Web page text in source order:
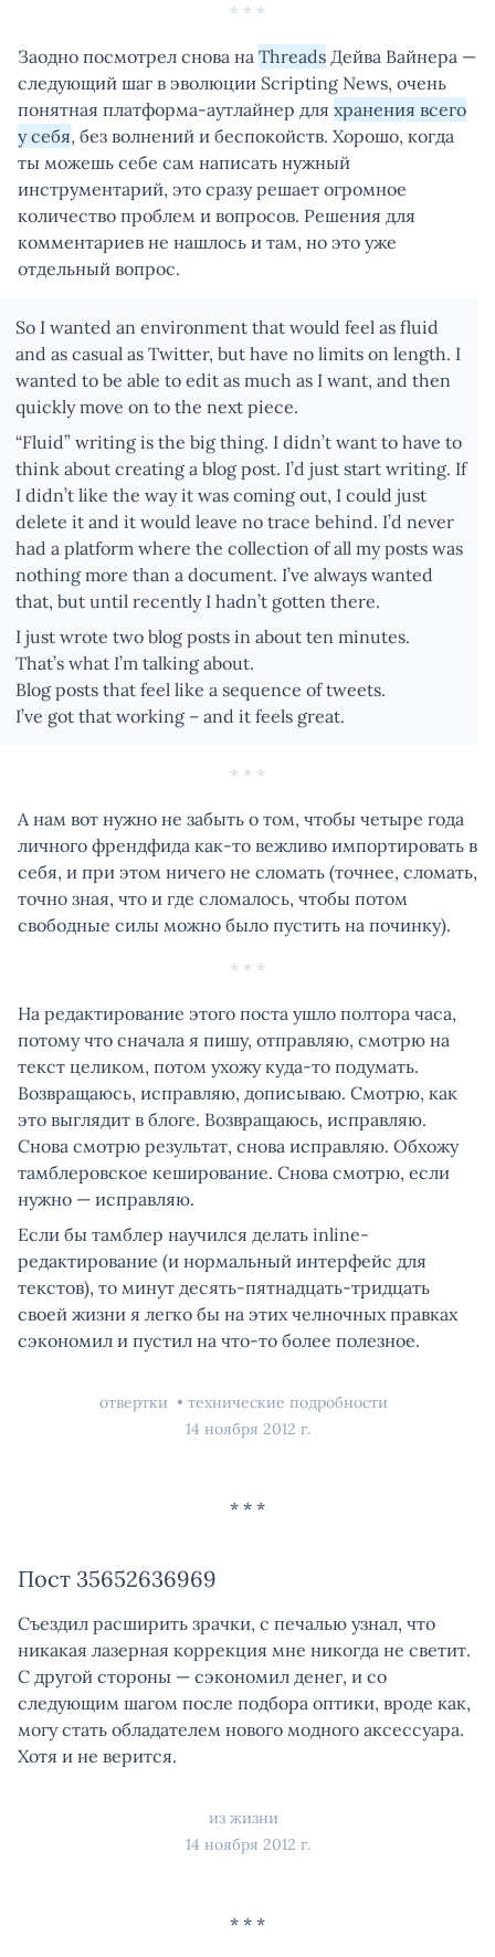
* * *
Заодно посмотрел снова на Threads Дейва Вайнера —
следующий шаг в эволюции Scripting News, очень
понятная платформа-аутлайнер для хранения всего
у себя, без волнений и беспокойств. Хорошо, когда
ты можешь себе сам написать нужный
инструментарий, это сразу решает огромное
количество проблем и вопросов. Решения для
комментариев не нашлось и там, но это уже
отдельный вопрос.
So I wanted an environment that would feel as fluid
and as casual as Twitter, but have no limits on length. I
wanted to be able to edit as much as I want, and then
quickly move on to the next piece.
“Fluid” writing is the big thing. I didn’t want to have to
think about creating a blog post. I’d just start writing. If
I didn’t like the way it was coming out, I could just
delete it and it would leave no trace behind. I’d never
had a platform where the collection of all my posts was
nothing more than a document. I’ve always wanted
that, but until recently I hadn’t gotten there.
I just wrote two blog posts in about ten minutes.
That’s what I’m talking about.
Blog posts that feel like a sequence of tweets.
I’ve got that working – and it feels great.
* * *
А нам вот нужно не забыть о том, чтобы четыре года
личного френдфида как-то вежливо импортировать в
себя, и при этом ничего не сломать (точнее, сломать,
точно зная, что и где сломалось, чтобы потом
свободные силы можно было пустить на починку).
* * *
На редактирование этого поста ушло полтора часа,
потому что сначала я пишу, отправляю, смотрю на
текст целиком, потом ухожу куда-то подумать.
Возвращаюсь, исправляю, дописываю. Смотрю, как
это выглядит в блоге. Возвращаюсь, исправляю.
Снова смотрю результат, снова исправляю. Обхожу
тамблеровское кеширование. Снова смотрю, если
нужно — исправляю.
Если бы тамблер научился делать inline-
редактирование (и нормальный интерфейс для
текстов), то минут десять-пятнадцать-тридцать
своей жизни я легко бы на этих челночных правках
сэкономил и пустил на что-то более полезное.
отвертки
технические подробности
14 ноября 2012 г.
Пост 35652636969
Съездил расширить зрачки, с печалью узнал, что
никакая лазерная коррекция мне никогда не светит.
С другой стороны — сэкономил денег, и со
следующим шагом после подбора оптики, вроде как,
могу стать обладателем нового модного аксессуара.
Хотя и не верится.
из жизни
14 ноября 2012 г.